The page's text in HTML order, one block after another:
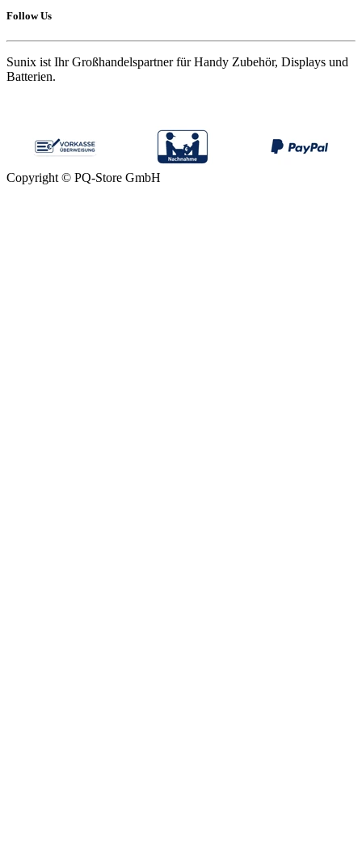
Follow Us
Sunix ist Ihr Großhandelspartner für Handy Zubehör, Displays und
Batterien.
Copyright © PQ-Store GmbH